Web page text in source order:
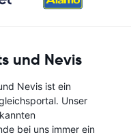
und Nevis
Nevis ist ein
Unser
bei uns immer ein